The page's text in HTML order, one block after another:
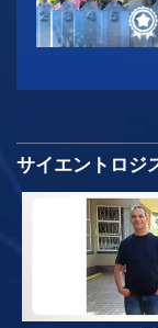
サイエントロジ